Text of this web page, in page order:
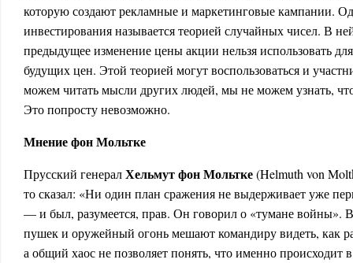
которую создают рекламные и маркетинговые кампании.
инвестирования называется теорией случайных чисел. В
предыдущее изменение цены акции нельзя использовать
будущих цен. Этой теорией могут воспользоваться и
можем читать мысли других людей, мы не можем узнать,
Это попросту невозможно.
Мнение фон Мольтке
Прусский генералХельмут фон Мольтке(Helmuth von
то сказал: «Ни один план сражения не выдерживает уже
— и был, разумеется, прав. Он говорил о «тумане войны».
пушек и оружейный огонь мешают командиру видеть, как
а общий хаос не позволяет понять, что именно происходит